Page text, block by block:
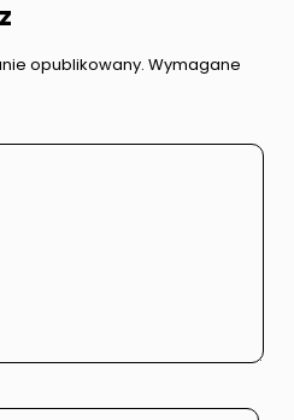
opublikowany. Wymagane